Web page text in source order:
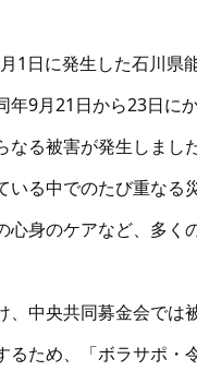
1日に発生した石川県
年9月21日から23日に
なる被害が発生しま
いる中でのたび重な
心身のケアなど、多く
、中央共同募金会で
るため、「ボラサポ